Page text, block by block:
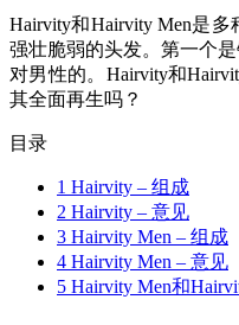
Hairvity和Hairvity Men是
强壮脆弱的头发。第一个
对男性的。Hairvity和
其全面再生吗？
目录
1 Hairvity – 组成
2 Hairvity – 意见
3 Hairvity Men – 组成
4 Hairvity Men – 意见
5 Hairvity Men和